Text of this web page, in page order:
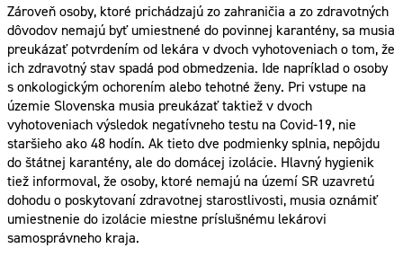
Zároveň osoby, ktoré prichádzajú zo zahraničia a zo zdravotných
dôvodov nemajú byť umiestnené do povinnej karantény, sa musia
preukázať potvrdením od lekára v dvoch vyhotoveniach o tom, že
ich zdravotný stav spadá pod obmedzenia. Ide napríklad o osoby
s onkologickým ochorením alebo tehotné ženy. Pri vstupe na
územie Slovenska musia preukázať taktiež v dvoch
vyhotoveniach výsledok negatívneho testu na Covid-19, nie
staršieho ako 48 hodín. Ak tieto dve podmienky splnia, nepôjdu
do štátnej karantény, ale do domácej izolácie. Hlavný hygienik
tiež informoval, že osoby, ktoré nemajú na území SR uzavretú
dohodu o poskytovaní zdravotnej starostlivosti, musia oznámiť
umiestnenie do izolácie miestne príslušnému lekárovi
samosprávneho kraja.